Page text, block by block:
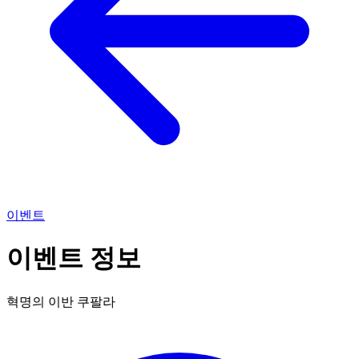
이벤트
이벤트 정보
혁명의 이반 쿠팔라